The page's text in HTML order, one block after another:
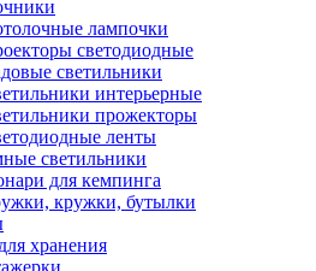
лампочки
светодиодные
светильники
интерьерные
прожекторы
ленты
светильники
для кемпинга
кружки, бутылки
хранения